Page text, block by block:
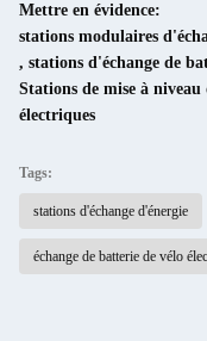
Mettre en évidence:
stations modulaires
, stations d'échange de
Stations de mise à
électriques
Tags:
stations d'échange d'énergie
échange de batterie de vélo